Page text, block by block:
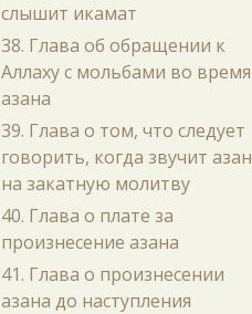
слышит икамат
38. Глава об обращении к
Аллаху с мольбами во время
азана
39. Глава о том, что следует
говорить, когда звучит азан
на закатную молитву
40. Глава о плате за
произнесение азана
41. Глава о произнесении
азана до наступления